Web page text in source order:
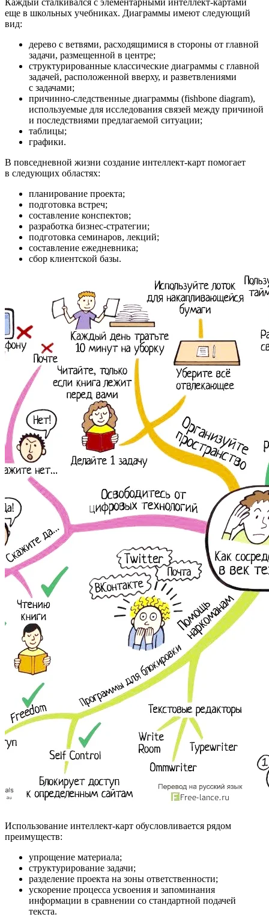
еще в школьных учебниках. Диаграммы имеют следующий
вид:
дерево с ветвями, расходящимися в стороны от главной
задачи, размещенной в центре;
структурированные классические диаграммы с главной
задачей, расположенной вверху, и разветвлениями
с задачами;
причинно-следственные диаграммы (fishbone diagram),
используемые для исследования связей между причиной
и последствиями предлагаемой ситуации;
таблицы;
графики.
В повседневной жизни создание интеллект-карт помогает
в следующих областях:
планирование проекта;
подготовка встреч;
составление конспектов;
разработка бизнес-стратегии;
подготовка семинаров, лекций;
составление ежедневника;
сбор клиентской базы.
Использование интеллект-карт обусловливается рядом
преимуществ:
упрощение материала;
структурирование задачи;
разделение проекта на зоны ответственности;
ускорение процесса усвоения и запоминания
информации в сравнении со стандартной подачей
текста.